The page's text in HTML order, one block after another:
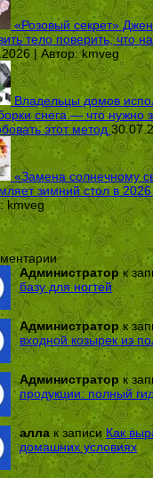
«Розовый секрет»
тело поверить, что
| Автор:kmveg
Владельцы домов
снега — что нужно
этот метод
«Замена солнечному
зимний стол в 2026
kmveg
Администраторк
базу для ногтей
Администраторк
входной козырек из
Администратор к
продукции: полный
алла к записи Как
домашних условиях